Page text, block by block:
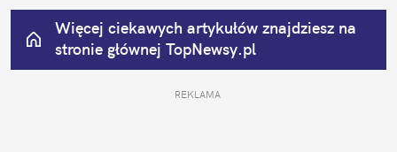
Więcej ciekawych artykułów znajdziesz na
stronie głównej TopNewsy.pl
REKLAMA